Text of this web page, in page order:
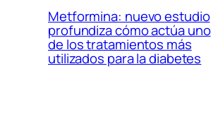
Metformina: nuevo estudio
profundiza cómo actúa uno
de los tratamientos más
utilizados para la diabetes